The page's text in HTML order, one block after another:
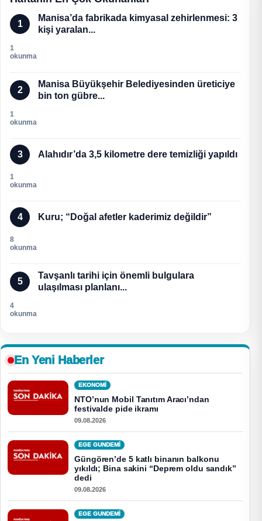
1
Manisa’da fabrikada kimyasal zehirlenmesi: 3
kişi yaralan...
1
okunma
2
Manisa Büyükşehir Belediyesinden üreticiye
bin ton gübre...
1
okunma
3 Alahıdır’da 3,5 kilometre dere temizliği yapıldı
1
okunma
4 Kuru; “Doğal afetler kaderimiz değildir”
8
okunma
5
Tavşanlı tarihi için önemli bulgulara
ulaşılması planlanı...
4
okunma
En Yeni Haberler
EKONOMI
NTO’nun Mobil Tanıtım Aracı’ndan
festivalde pide ikramı
09.08.2026
EGE GUNDEMİ
Güngören’de 5 katlı binanın balkonu
yıkıldı; Bina sakini “Deprem oldu sandık”
dedi
09.08.2026
EGE GUNDEMİ